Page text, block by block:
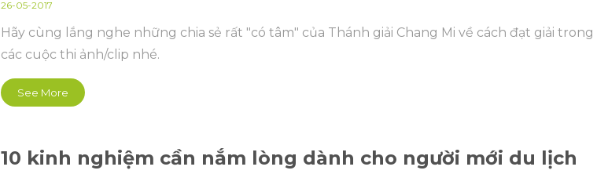
26-05-2017
Hãy cùng lắng nghe những chia sẻ rất "có tâm" của Thánh giải Chang Mi về cách đạt giải trong
các cuộc thi ảnh/clip nhé.
See More
10 kinh nghiệm cần nắm lòng dành cho người mới du lịch